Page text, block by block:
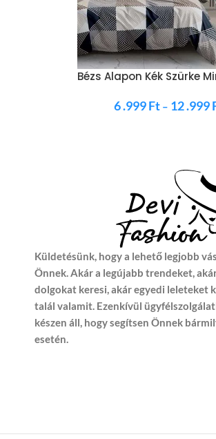
Bézs Alapon Kék Szürke
6 .999Ft – 12 .999
Küldetésünk, hogy a lehető legjobb
Önnek. Akár a legújabb trendeket,
dolgokat keresi, akár egyedi leleteket
talál valamit. Ezenkívül
készen áll, hogy segítsen Önnek
esetén.